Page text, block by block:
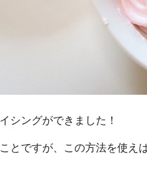
シングができました！
とですが、この方法を使え